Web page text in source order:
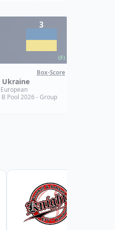
3
(F)
Box-Score
Ukraine
Pool 2026 - Group